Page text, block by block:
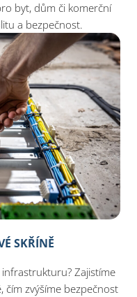
byt, dům či komerční
a bezpečnost.
SKŘÍNĚ
Zajistíme
čím zvýšíme bezpečnost